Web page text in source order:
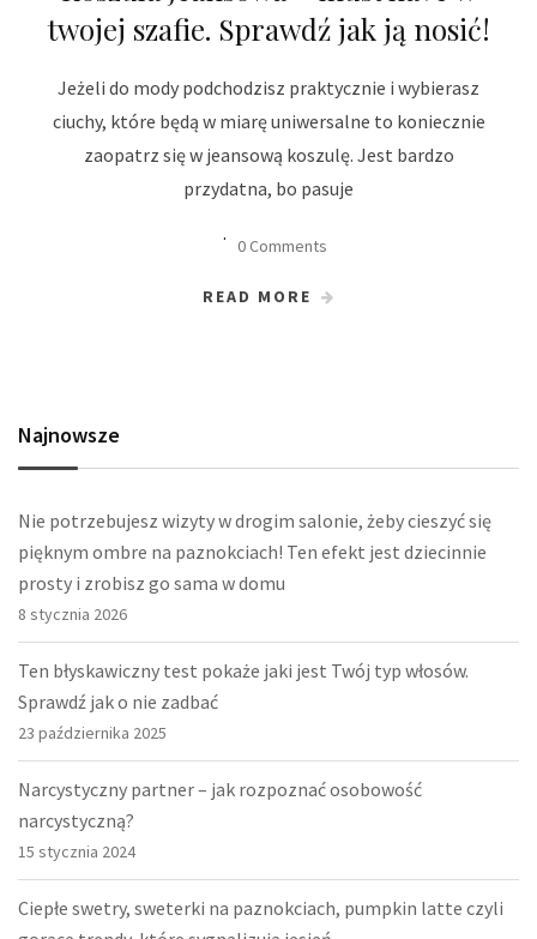
twojej szafie. Sprawdź jak ją nosić!
Jeżeli do mody podchodzisz praktycznie i wybierasz
ciuchy, które będą w miarę uniwersalne to koniecznie
zaopatrz się w jeansową koszulę. Jest bardzo
przydatna, bo pasuje
0 Comments
READ MORE
Najnowsze
Nie potrzebujesz wizyty w drogim salonie, żeby cieszyć się
pięknym ombre na paznokciach! Ten efekt jest dziecinnie
prosty i zrobisz go sama w domu
8 stycznia 2026
Ten błyskawiczny test pokaże jaki jest Twój typ włosów.
Sprawdź jak o nie zadbać
23 października 2025
Narcystyczny partner – jak rozpoznać osobowość
narcystyczną?
15 stycznia 2024
Ciepłe swetry, sweterki na paznokciach, pumpkin latte czyli